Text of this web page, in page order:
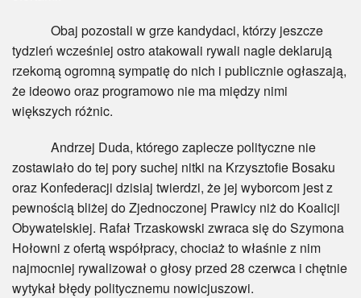
Obaj pozostali w grze kandydaci, którzy jeszcze
tydzień wcześniej ostro atakowali rywali nagle deklarują
rzekomą ogromną sympatię do nich i publicznie ogłaszają,
że ideowo oraz programowo nie ma między nimi
większych różnic.
Andrzej Duda, którego zaplecze polityczne nie
zostawiało do tej pory suchej nitki na Krzysztofie Bosaku
oraz Konfederacji dzisiaj twierdzi, że jej wyborcom jest z
pewnością bliżej do Zjednoczonej Prawicy niż do Koalicji
Obywatelskiej. Rafał Trzaskowski zwraca się do Szymona
Hołowni z ofertą współpracy, chociaż to właśnie z nim
najmocniej rywalizował o głosy przed 28 czerwca i chętnie
wytykał błędy politycznemu nowicjuszowi.